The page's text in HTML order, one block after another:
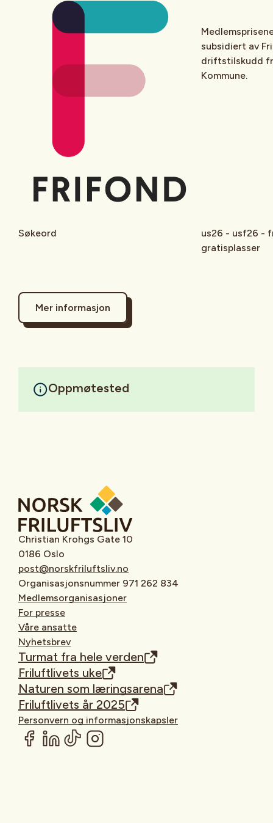
subsidiert av
driftstilskudd
Kommune.
Søkeord
us26 - usf26 -
gratisplasser
Mer informasjon
Oppmøtested
Christian Krohgs Gate 10
0186 Oslo
post@norskfriluftsliv.no
Organisasjonsnummer 971 262 834
Medlemsorganisasjoner
For presse
Våre ansatte
Nyhetsbrev
Turmat fra hele verden
Friluftlivets uke
Naturen som læringsarena
Friluftlivets år 2025
Personvern og informasjonskapsler